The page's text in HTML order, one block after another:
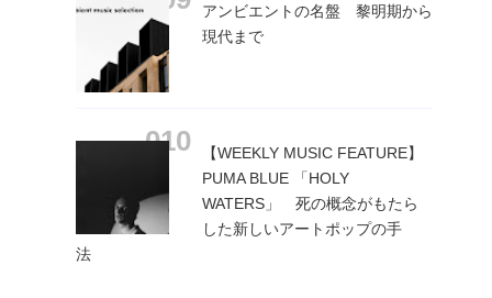
アンビエントの名盤 黎明期から
現代まで
【WEEKLY MUSIC FEATURE】
PUMA BLUE 「HOLY
WATERS」 死の概念がもたら
した新しいアートポップの手
法